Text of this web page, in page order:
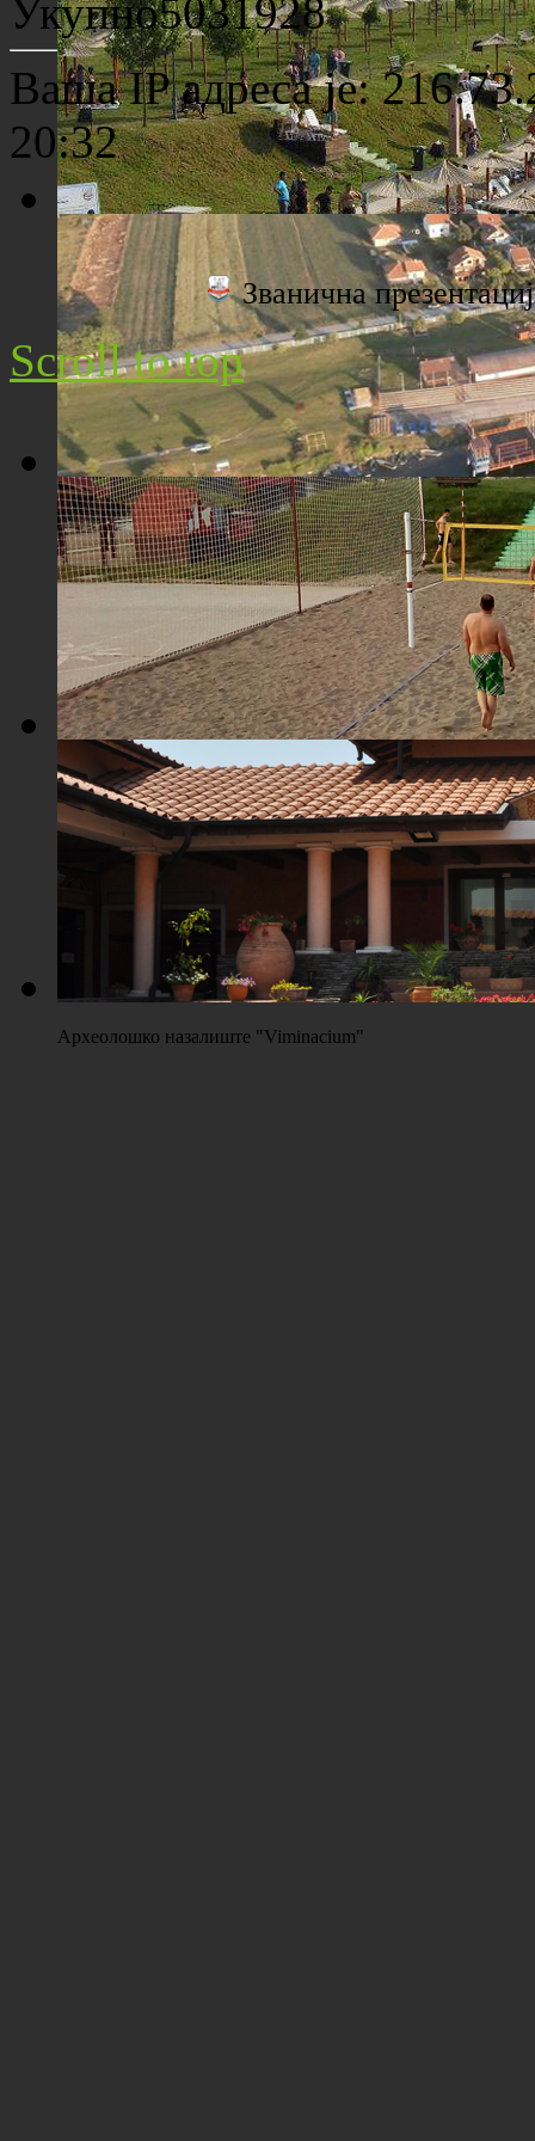
Плажа "Топољар" - Поглед са торња
Плажа "Топољар" - Поглед из ваздуха
Плажа "Топољар" - Терени на песку
Археолошко назалиште "Viminacium"
Укупно5031928
Ваша IP адреса је:
20:32
Званична
Scroll to top